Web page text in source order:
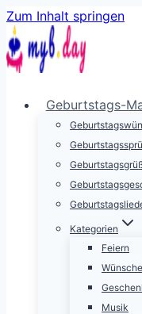
Zum Inhalt springen
Geburtstags-
Kategorien
Feiern
Wünsche
Musik